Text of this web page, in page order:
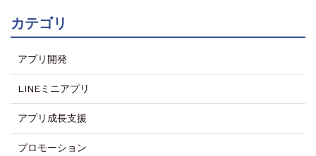
カテゴリ
アプリ開発
LINEミニアプリ
アプリ成長支援
プロモーション